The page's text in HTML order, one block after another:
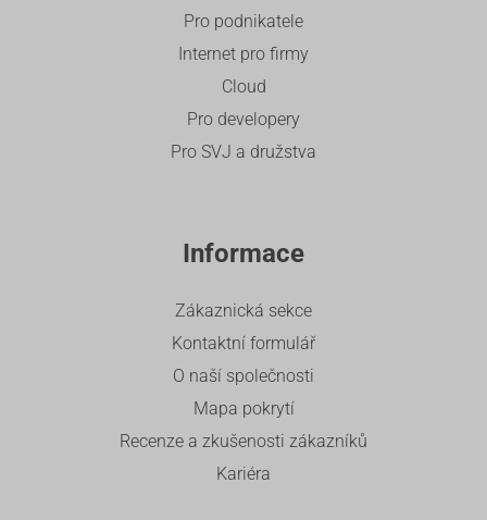
Pro podnikatele
Internet pro firmy
Cloud
Pro developery
Pro SVJ a družstva
Informace
Zákaznická sekce
Kontaktní formulář
O naší společnosti
Mapa pokrytí
Recenze a zkušenosti zákazníků
Kariéra